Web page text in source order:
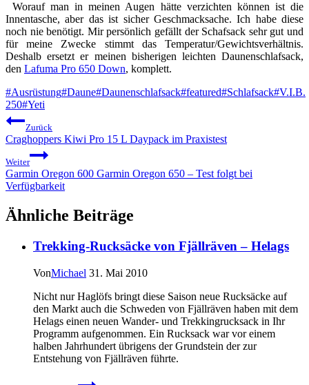
Worauf man in meinen Augen hätte verzichten können ist die
Innentasche, aber das ist sicher Geschmacksache. Ich habe diese
noch nie benötigt. Mir persönlich gefällt der Schafsack sehr gut und
für meine Zwecke stimmt das Temperatur/Gewichtsverhältnis.
Deshalb ersetzt er meinen bisherigen leichten Daunenschlafsack,
den Lafuma Pro 650 Down, komplett.
Schlagworte:
#Ausrüstung#Daune#Daunenschlafsack#featured#Schlafsack#V.I.B.
250#Yeti
Beitragsnavigation
Zurück
Craghoppers Kiwi Pro 15 L Daypack im Praxistest
Weiter
Garmin Oregon 600 Garmin Oregon 650 – Test folgt bei
Verfügbarkeit
Ähnliche Beiträge
Trekking-Rucksäcke von Fjällräven – Helags
VonMichael 31. Mai 2010
Nicht nur Haglöfs bringt diese Saison neue Rucksäcke auf
den Markt auch die Schweden von Fjällräven haben mit dem
Helags einen neuen Wander- und Trekkingrucksack in Ihr
Programm aufgenommen. Ein Rucksack war vor einem
halben Jahrhundert übrigens der Grundstein der zur
Entstehung von Fjällräven führte.
Trekking-